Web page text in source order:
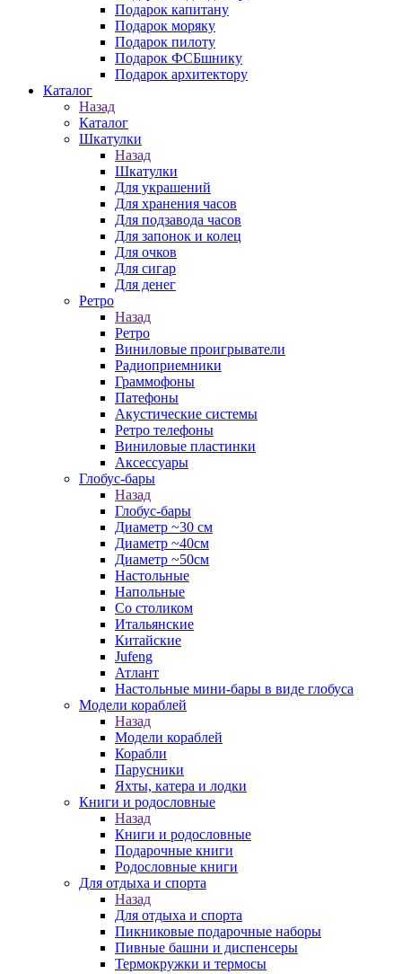
Подарок капитану
Подарок моряку
Подарок пилоту
Подарок ФСБшнику
Подарок архитектору
Каталог
Назад
Каталог
Шкатулки
Назад
Шкатулки
Для украшений
Для хранения часов
Для подзавода часов
Для запонок и колец
Для очков
Для сигар
Для денег
Ретро
Назад
Ретро
Виниловые проигрыватели
Радиоприемники
Граммофоны
Патефоны
Акустические системы
Ретро телефоны
Виниловые пластинки
Аксессуары
Глобус-бары
Назад
Глобус-бары
Диаметр ~30 см
Диаметр ~40см
Диаметр ~50см
Настольные
Напольные
Со столиком
Итальянские
Китайские
Jufeng
Атлант
Настольные мини-бары в виде глобуса
Модели кораблей
Назад
Модели кораблей
Корабли
Парусники
Яхты, катера и лодки
Книги и родословные
Назад
Книги и родословные
Подарочные книги
Родословные книги
Для отдыха и спорта
Назад
Для отдыха и спорта
Пикниковые подарочные наборы
Пивные башни и диспенсеры
Термокружки и термосы